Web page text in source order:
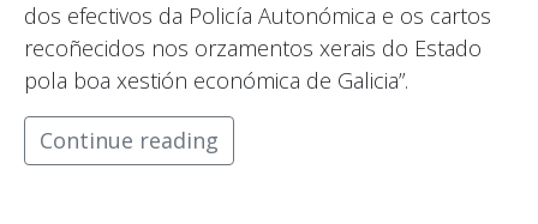
dos efectivos da Policía Autonómica e os cartos
recoñecidos nos orzamentos xerais do Estado
pola boa xestión económica de Galicia”.
Continue reading